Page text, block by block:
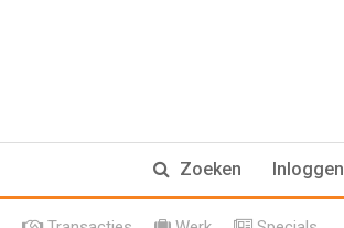
Zoeken Inloggen
17 september 2026
Voormalig
politiebureau